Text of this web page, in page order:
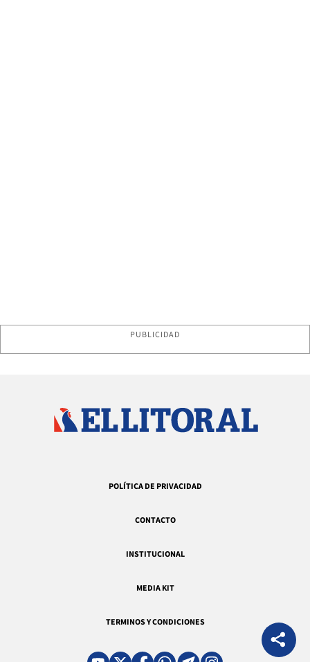
PUBLICIDAD
POLÍTICA DE PRIVACIDAD
CONTACTO
INSTITUCIONAL
MEDIA KIT
TERMINOS Y CONDICIONES